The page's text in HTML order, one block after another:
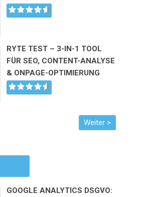
RYTE TEST – 3-IN-1 TOOL
FÜR SEO, CONTENT-ANALYSE
& ONPAGE-OPTIMIERUNG
GOOGLE ANALYTICS DSGVO: